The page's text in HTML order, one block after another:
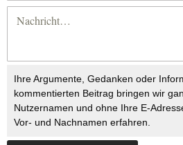
Ihre Argumente, Gedanken oder
kommentierten Beitrag bringen wir
Nutzernamen und ohne Ihre E-
Vor- und Nachnamen erfahren.